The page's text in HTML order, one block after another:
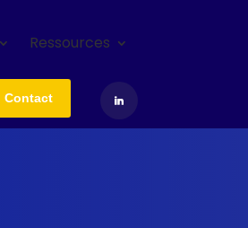
Ressources
Contact